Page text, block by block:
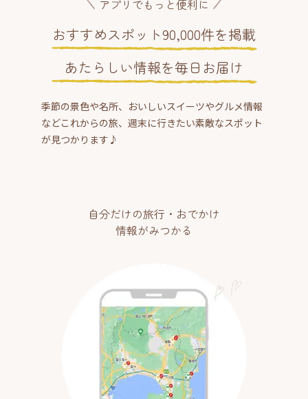
アプリでもっと便利に
おすすめスポット90,000件を掲載
あたらしい情報を毎日お届け
季節の景色や名所、おいしいスイーツやグルメ情報
などこれからの旅、週末に行きたい素敵なスポット
が見つかります♪
自分だけの旅行・おでかけ
情報がみつかる